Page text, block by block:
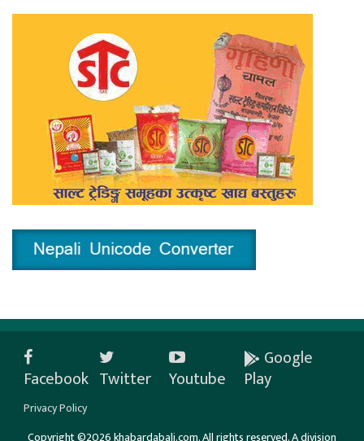
Facebook Twitter Youtube
Google
Play
Privacy Policy
Copyright ©2026 khabardabali.com. All rights reserved. A division